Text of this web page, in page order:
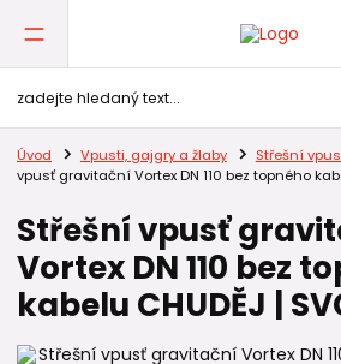
Úvod Vpusti, gajgry a žlaby Střešní
vpusť gravitační Vortex DN 110 bez topného
Střešní vpusť
Vortex DN 110 bez
kabelu CHUDĚJ |